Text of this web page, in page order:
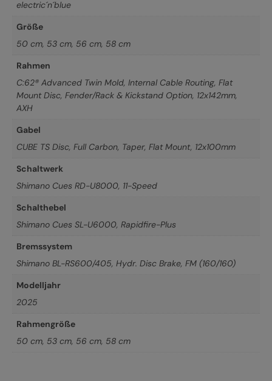
electric´n´blue
Größe
50 cm, 53 cm, 56 cm, 58 cm
Rahmen
C:62® Advanced Twin Mold, Internal Cable Routing, Flat
Mount Disc, Fender/Rack & Kickstand Option, 12x142mm,
AXH
Gabel
CUBE TS Disc, Full Carbon, Taper, Flat Mount, 12x100mm
Schaltwerk
Shimano Cues RD-U8000, 11-Speed
Schalthebel
Shimano Cues SL-U6000, Rapidfire-Plus
Bremssystem
Shimano BL-RS600/405, Hydr. Disc Brake, FM (160/160)
Modelljahr
2025
Rahmengröße
50 cm, 53 cm, 56 cm, 58 cm